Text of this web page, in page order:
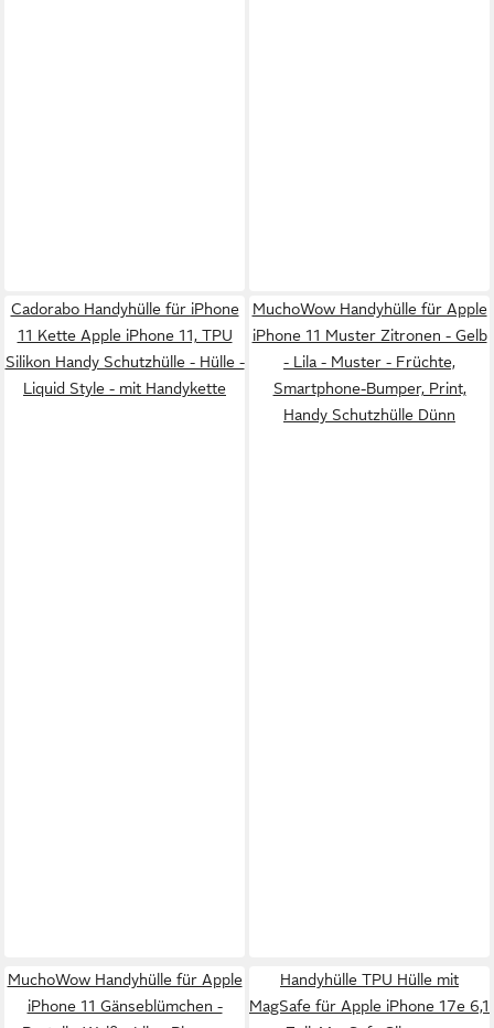
Cadorabo Handyhülle für iPhone
11 Kette Apple iPhone 11, TPU
Silikon Handy Schutzhülle - Hülle -
Liquid Style - mit Handykette
MuchoWow Handyhülle für Apple
iPhone 11 Muster Zitronen - Gelb
- Lila - Muster - Früchte,
Smartphone-Bumper, Print,
Handy Schutzhülle Dünn
MuchoWow Handyhülle für Apple
iPhone 11 Gänseblümchen -
Handyhülle TPU Hülle mit
MagSafe für Apple iPhone 17e 6,1